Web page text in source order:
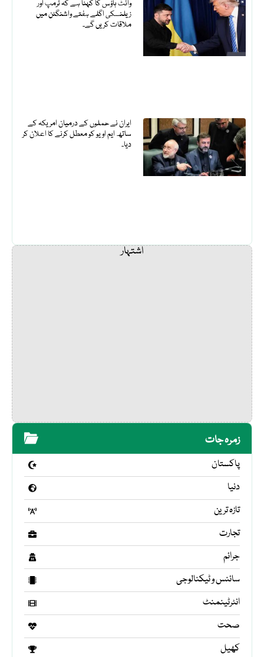
وائٹ ہاؤس کا کہنا ہے کہ ٹرمپ اور
زیلنسکی اگلے ہفتے واشنگٹن میں
ملاقات کریں گے۔
ایران نے حملوں کے درمیان امریکہ کے
ساتھ ایم او یو کو معطل کرنے کا اعلان کر
دیا۔
اشتہار
زمرہ جات
پاکستان
دنیا
تازہ ترین
تجارت
جرائم
سائنس و ٹیکنالوجی
انٹرٹینمنٹ
صحت
کھیل